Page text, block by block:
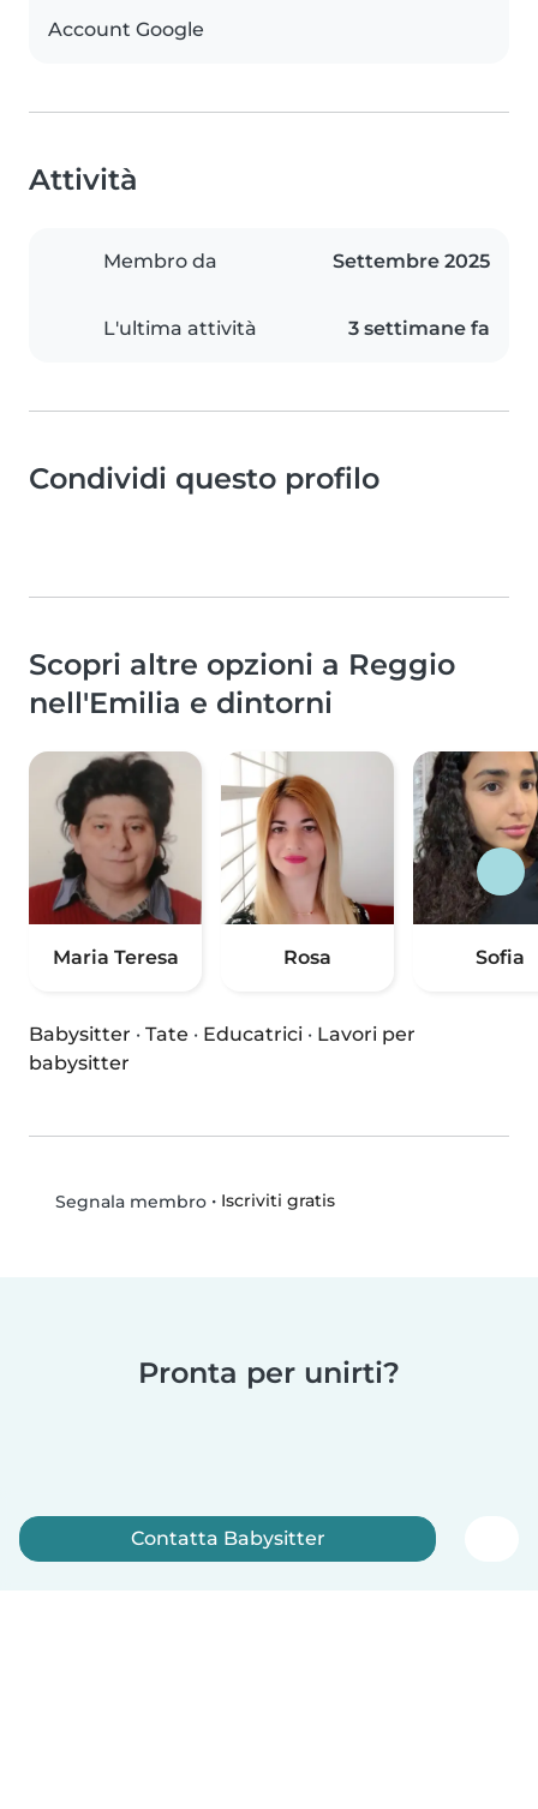
Account Google
Attività
Membro da Settembre 2025
L'ultima attività 3 settimane fa
Condividi questo profilo
Scopri altre opzioni a Reggio
nell'Emilia e dintorni
Maria Teresa Rosa Sofia
Babysitter · Tate · Educatrici · Lavori per
babysitter
Segnala membro• Iscriviti gratis
Pronta per unirti?
Contatta Babysitter